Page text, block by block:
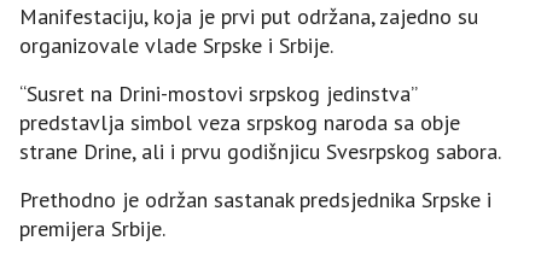
Manifestaciju, koja je prvi put održana, zajedno su
organizovale vlade Srpske i Srbije.
“Susret na Drini-mostovi srpskog jedinstva”
predstavlja simbol veza srpskog naroda sa obje
strane Drine, ali i prvu godišnjicu Svesrpskog sabora.
Prethodno je održan sastanak predsjednika Srpske i
premijera Srbije.